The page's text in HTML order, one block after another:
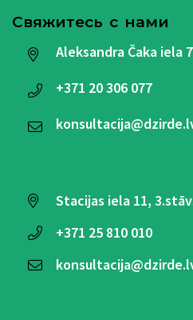
Свяжитесь с нами
Aleksandra Čaka iela
+371 20 306 077
Stacijas iela 11,
+371 25 810 010